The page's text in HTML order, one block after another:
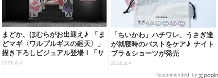
まどか、ほむらがお出迎え♪ 「ま
どマギ〈ワルプルギスの廻天〉」
描き下ろしビジュアル登場！「サ
ンシャインシティプリンスホテ
2026.8.4
「ちいかわ」ハチワレ、うさぎ達
が就寝時のバストをケア♪ ナイト
ブラ＆ショーツが発売
2026.8.4
Recommended by